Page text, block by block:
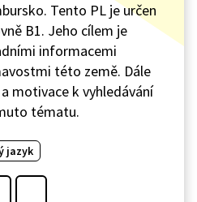
Tento PL je určen
B1. Jeho cílem je
informacemi
této země. Dále
motivace k vyhledávání
tématu.
jazyk